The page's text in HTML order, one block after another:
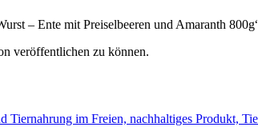
– Ente mit Preiselbeeren und Amaranth
veröffentlichen zu können.